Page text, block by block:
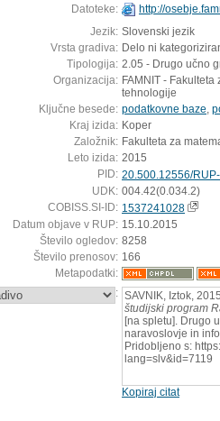
Datoteke:
http://
Jezik: Slovenski jezik
Vrsta gradiva: Delo ni
Tipologija: 2.05 - Drugo učno
Organizacija: FAMNIT -
tehnologije
Ključne besede: podatkovne baze
Kraj izida: Koper
Založnik: Fakulteta za
Leto izida: 2015
PID: 20.500.12556/
UDK: 004.42(0.034.2)
COBISS.SI-ID: 1537241028
Datum objave v RUP: 15.10.2015
Število ogledov: 8258
Število prenosov: 166
Metapodatki:
: SAVNIK, Iztok, 2015,
študijski program
[na spletu]. Drugo
naravoslovje in
Pridobljeno s:
lang=slv&id=7119
Kopiraj citat